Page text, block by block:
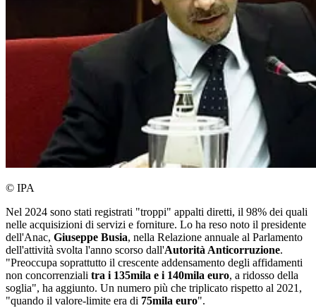
© IPA
Nel 2024 sono stati registrati "troppi" appalti diretti, il 98% dei quali
nelle acquisizioni di servizi e forniture. Lo ha reso noto il presidente
dell'Anac, Giuseppe Busia, nella Relazione annuale al Parlamento
dell'attività svolta l'anno scorso dall'Autorità Anticorruzione.
"Preoccupa soprattutto il crescente addensamento degli affidamenti
non concorrenziali tra i 135mila e i 140mila euro, a ridosso della
soglia", ha aggiunto. Un numero più che triplicato rispetto al 2021,
"quando il valore-limite era di 75mila euro".